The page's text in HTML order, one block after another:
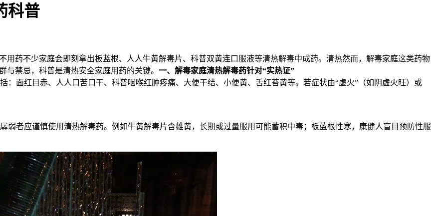
科普
用药不少家庭会即刻拿出板蓝根、人人牛黄解毒片、科普双黄连口服液等清热解毒中成药。清热然而，解毒家庭这类药物
与禁忌，科普是清热安全家庭用药的关键。 一、解毒家庭清热解毒药针对“实热证”
：面红目赤、人人口苦口干、科普咽喉红肿疼痛、大便干结、小便黄、舌红苔黄等。若症状由“虚火”（如阴虚火旺）或
弱者应谨慎使用清热解毒药。例如牛黄解毒片含雄黄，长期或过量服用可能蓄积中毒；板蓝根性寒，康健人盲目预防性服